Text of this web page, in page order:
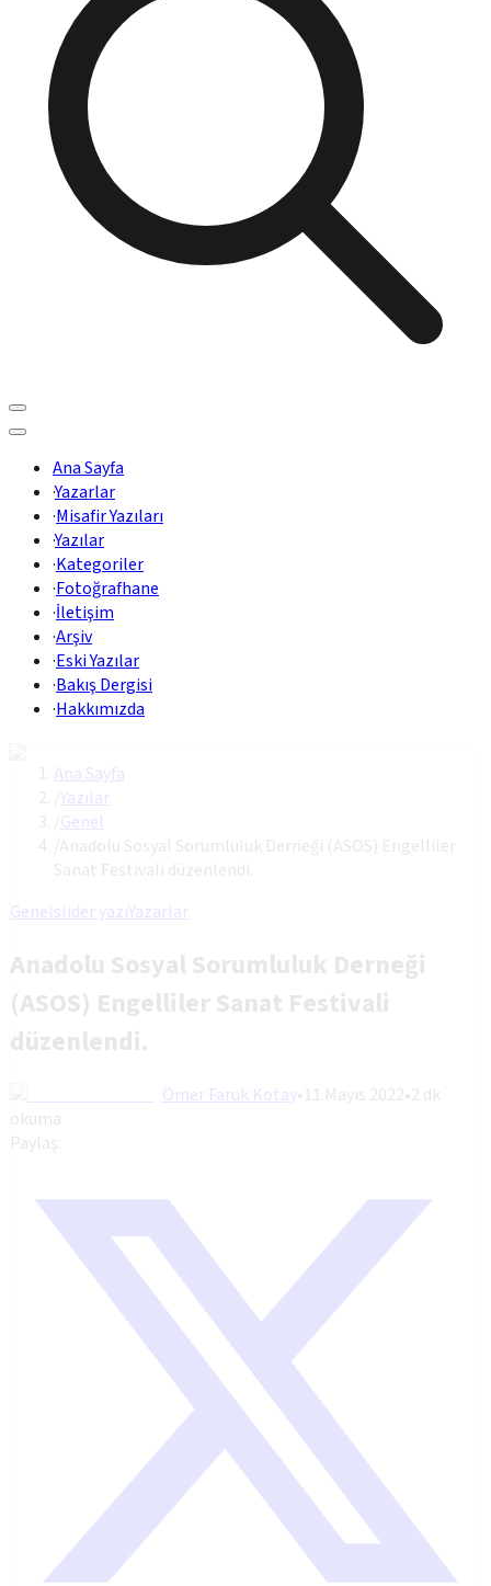
Ana Sayfa
·Yazarlar
·Misafir Yazıları
·Yazılar
·Kategoriler
·Fotoğrafhane
·İletişim
·Arşiv
·Eski Yazılar
·Bakış Dergisi
·Hakkımızda
Ana Sayfa
Yazılar
Genel
Anadolu Sosyal Sorumluluk Derneği (ASOS) Engelliler
Sanat Festivali düzenlendi.
Genelslider yazıYazarlar
Anadolu Sosyal Sorumluluk Derneği
(ASOS) Engelliler Sanat Festivali
düzenlendi.
Ömer Faruk Kotay•11 Mayıs 2022•2dk
okuma
Paylaş: